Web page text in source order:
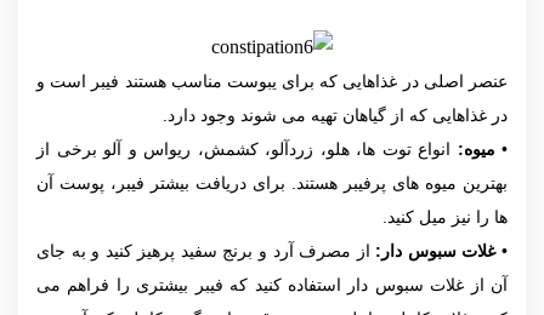
عنصر اصلی در غذاهایی که برای یبوست مناسب هستند فیبر است و
در غذاهایی که از گیاهان تهیه می شوند وجود دارد.
• میوه: انواع توت ها، هلو، زردآلو، کشمش، ریواس و آلو برخی از
بهترین میوه های پرفیبر هستند. برای دریافت بیشتر فیبر، پوست آن
ها را نیز میل کنید.
•غلات سبوس دار: از مصرف آرد و برنج سفید پرهیز کنید و به جای
آن از غلات سبوس دار استفاده کنید که فیبر بیشتری را فراهم می